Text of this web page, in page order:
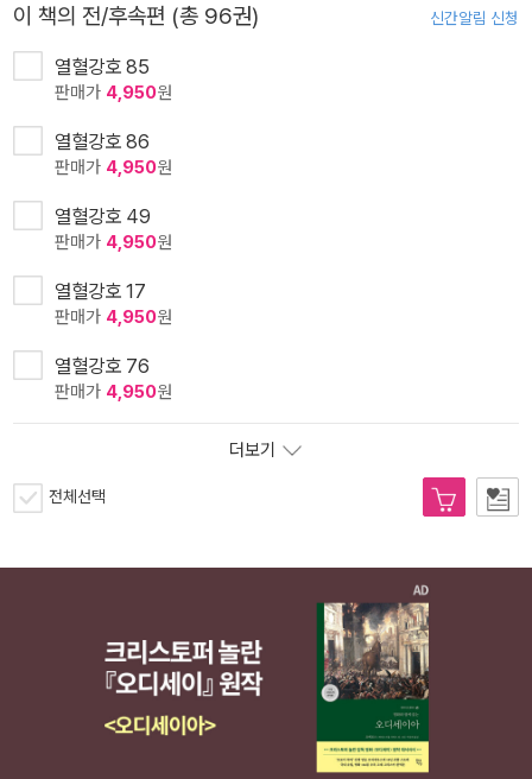
이 책의 전/후속편 (총 96권) 신간알림 신청
열혈강호 85
판매가 4,950원
열혈강호 86
판매가 4,950원
열혈강호 49
판매가 4,950원
열혈강호 17
판매가 4,950원
열혈강호 76
판매가 4,950원
더보기
전체선택